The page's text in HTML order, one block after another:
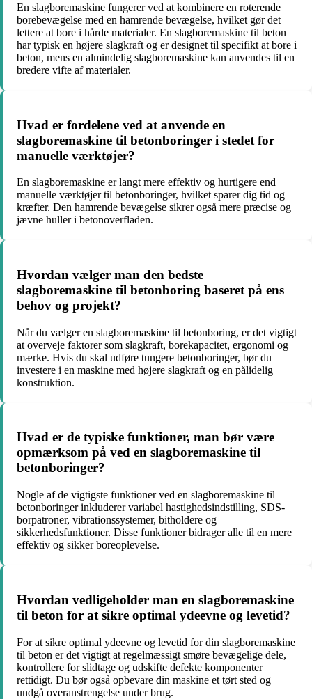
En slagboremaskine fungerer ved at kombinere en roterende
borebevægelse med en hamrende bevægelse, hvilket gør det
lettere at bore i hårde materialer. En slagboremaskine til beton
har typisk en højere slagkraft og er designet til specifikt at bore i
beton, mens en almindelig slagboremaskine kan anvendes til en
bredere vifte af materialer.
Hvad er fordelene ved at anvende en
slagboremaskine til betonboringer i stedet for
manuelle værktøjer?
En slagboremaskine er langt mere effektiv og hurtigere end
manuelle værktøjer til betonboringer, hvilket sparer dig tid og
kræfter. Den hamrende bevægelse sikrer også mere præcise og
jævne huller i betonoverfladen.
Hvordan vælger man den bedste
slagboremaskine til betonboring baseret på ens
behov og projekt?
Når du vælger en slagboremaskine til betonboring, er det vigtigt
at overveje faktorer som slagkraft, borekapacitet, ergonomi og
mærke. Hvis du skal udføre tungere betonboringer, bør du
investere i en maskine med højere slagkraft og en pålidelig
konstruktion.
Hvad er de typiske funktioner, man bør være
opmærksom på ved en slagboremaskine til
betonboringer?
Nogle af de vigtigste funktioner ved en slagboremaskine til
betonboringer inkluderer variabel hastighedsindstilling, SDS-
borpatroner, vibrationssystemer, bitholdere og
sikkerhedsfunktioner. Disse funktioner bidrager alle til en mere
effektiv og sikker boreoplevelse.
Hvordan vedligeholder man en slagboremaskine
til beton for at sikre optimal ydeevne og levetid?
For at sikre optimal ydeevne og levetid for din slagboremaskine
til beton er det vigtigt at regelmæssigt smøre bevægelige dele,
kontrollere for slidtage og udskifte defekte komponenter
rettidigt. Du bør også opbevare din maskine et tørt sted og
undgå overanstrengelse under brug.